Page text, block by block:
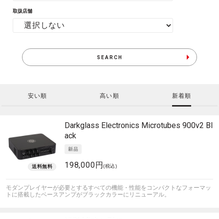
取扱店舗
SEARCH
安い順 高い順 新着順
Darkglass Electronics Microtubes 900v2 Bl
ack
198,000円(税込)
モダンプレイヤーが必要とするすべての機能・性能をコンパクトなフォーマッ
トに搭載したベースアンプがブラックカラーにリニューアル。